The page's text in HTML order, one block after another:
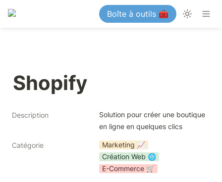
Boîte à outils 🧰
Shopify
Description
Solution pour créer une boutique
en ligne en quelques clics
Catégorie
Marketing 📈
Création Web 🌐
E-Commerce 🛒